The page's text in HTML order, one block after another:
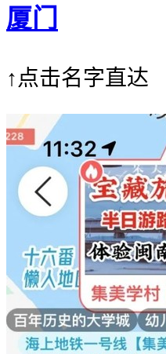
厦门
↑点击名字直达